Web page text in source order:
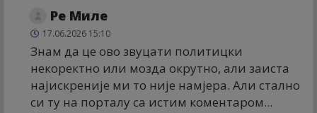
Ре Миле
17.06.2026 15:10
Знам да це ово звуцати политицки
некоректно или мозда окрутно, али заиста
најискреније ми то није намјера. Али стално
си ту на порталу са истим коментаром...